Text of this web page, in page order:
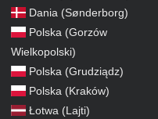
Dania (Sønderborg)
Polska (Gorzów
Wielkopolski)
Polska (Grudziądz)
Polska (Kraków)
Łotwa (Lajti)